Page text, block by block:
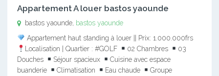
Appartement A louer bastos yaounde
bastos yaounde, bastos yaounde
Appartement haut standing à louer || Prix: 1.000.000frs
Localisation | Quartier : #GOLF
02 Chambres
03
Douches
Séjour spacieux
Cuisine avec espace
buanderie
Climatisation Eau chaude
Groupe